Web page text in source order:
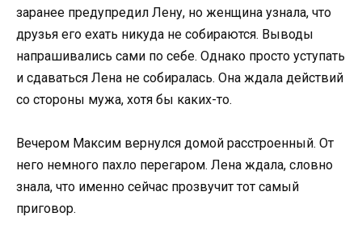
заранее предупредил Лену, но женщина узнала, что
друзья его ехать никуда не собираются. Выводы
напрашивались сами по себе. Однако просто уступать
и сдаваться Лена не собиралась. Она ждала действий
со стороны мужа, хотя бы каких-то.
Вечером Максим вернулся домой расстроенный. От
него немного пахло перегаром. Лена ждала, словно
знала, что именно сейчас прозвучит тот самый
приговор.